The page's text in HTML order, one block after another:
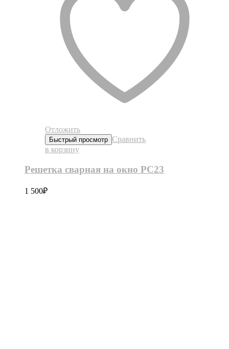
Отложить
Быстрый просмотр Сравнить
в корзину
Решетка сварная на окно РС23
1 500₽